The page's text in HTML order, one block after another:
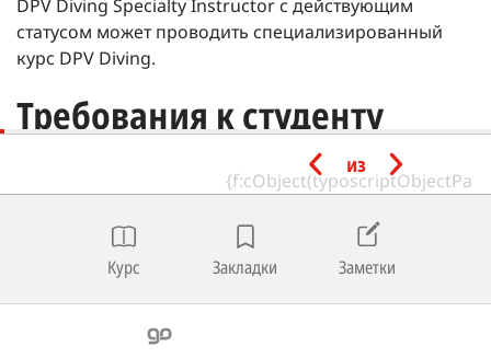
DPV Diving Specialty Instructor с действующим
статусом может проводить специализированный
курс DPV Diving.
Требования к студенту
Минимальный возраст | 12 лет.
Иметь следующие сертификаты SSI или
эквивалентные сертификаты от признанного
учебного агентства:
Referral Diver
из
Курс Закладки Заметки